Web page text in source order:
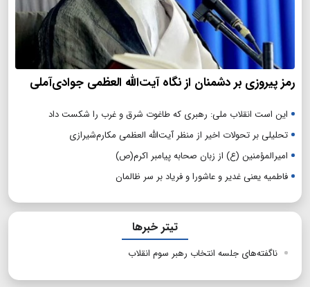
رمز پیروزی بر دشمنان از نگاه آیت‌الله العظمی جوادی‌آملی
این است انقلاب ملی: رهبری که طاغوت شرق و غرب را شکست داد
تحلیلی بر تحولات اخیر از منظر آیت‌الله العظمی مکارم‌شیرازی
امیرالمؤمنین (ع) از زبان صحابه پیامبر اکرم(ص)
فاطمیه یعنی غدیر و عاشورا و فریاد بر سر ظالمان
تیتر خبرها
ناگفته‌های جلسه انتخاب رهبر سوم انقلاب